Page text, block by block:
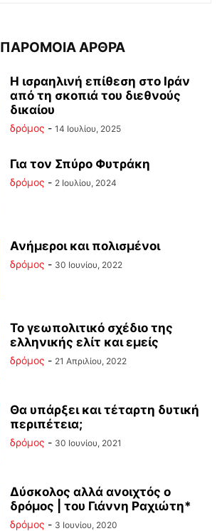
ΠΑΡΟΜΟΙΑ ΑΡΘΡΑ
Η ισραηλινή επίθεση στο Ιράν
από τη σκοπιά του διεθνούς
δικαίου
δρόμος - 14 Ιουλίου, 2025
Για τον Σπύρο Φυτράκη
δρόμος - 2 Ιουλίου, 2024
Ανήμεροι και πολισμένοι
δρόμος - 30 Ιουνίου, 2022
Το γεωπολιτικό σχέδιο της
ελληνικής ελίτ και εμείς
δρόμος - 21 Απριλίου, 2022
Θα υπάρξει και τέταρτη δυτική
περιπέτεια;
δρόμος - 30 Ιουνίου, 2021
Δύσκολος αλλά ανοιχτός ο
δρόμος | του Γιάννη Ραχιώτη*
δρόμος - 3 Ιουνίου, 2020